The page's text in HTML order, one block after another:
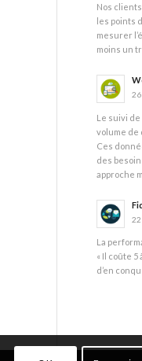
Nos
les points
mesurer
moins un
Le suivi
volume de
Ces
des
approche
La
« Il coûte
d’en